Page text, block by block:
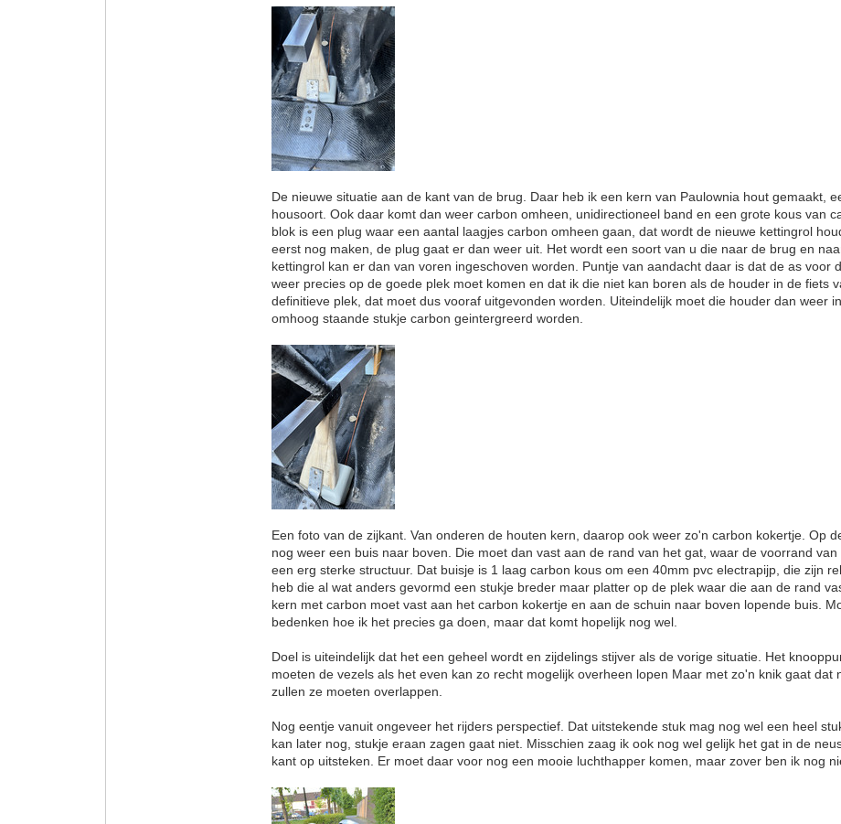
De nieuwe situatie aan de kant van de brug. Daar heb ik een kern van Paulownia hout gemaakt,
housoort. Ook daar komt dan weer carbon omheen, unidirectioneel band en een grote kous van
blok is een plug waar een aantal laagjes carbon omheen gaan, dat wordt de nieuwe kettingrol
eerst nog maken, de plug gaat er dan weer uit. Het wordt een soort van u die naar de brug en
kettingrol kan er dan van voren ingeschoven worden. Puntje van aandacht daar is dat de as voor
weer precies op de goede plek moet komen en dat ik die niet kan boren als de houder in de fiets
definitieve plek, dat moet dus vooraf uitgevonden worden. Uiteindelijk moet die houder dan weer
omhoog staande stukje carbon geintergreerd worden.
Een foto van de zijkant. Van onderen de houten kern, daarop ook weer zo'n carbon kokertje. Op
nog weer een buis naar boven. Die moet dan vast aan de rand van het gat, waar de voorrand
een erg sterke structuur. Dat buisje is 1 laag carbon kous om een 40mm pvc electrapijp, die zijn
heb die al wat anders gevormd een stukje breder maar platter op de plek waar die aan de rand
kern met carbon moet vast aan het carbon kokertje en aan de schuin naar boven lopende buis.
bedenken hoe ik het precies ga doen, maar dat komt hopelijk nog wel.
Doel is uiteindelijk dat het een geheel wordt en zijdelings stijver als de vorige situatie. Het
moeten de vezels als het even kan zo recht mogelijk overheen lopen Maar met zo'n knik gaat dat
zullen ze moeten overlappen.
Nog eentje vanuit ongeveer het rijders perspectief. Dat uitstekende stuk mag nog wel een heel
kan later nog, stukje eraan zagen gaat niet. Misschien zaag ik ook nog wel gelijk het gat in de
kant op uitsteken. Er moet daar voor nog een mooie luchthapper komen, maar zover ben ik nog